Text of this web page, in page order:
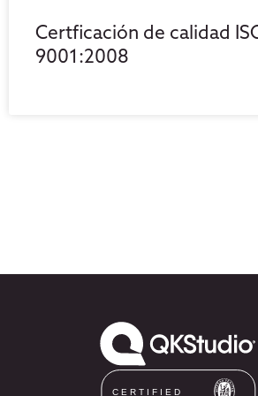
Certficación de calidad
9001:2008